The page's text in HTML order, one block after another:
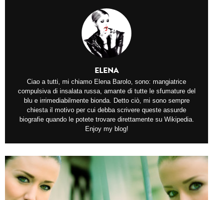
ELENA
Ciao a tutti, mi chiamo Elena Barolo, sono: mangiatrice
compulsiva di insalata russa, amante di tutte le sfumature del
blu e irrimediabilmente bionda. Detto ciò, mi sono sempre
chiesta il motivo per cui debba scrivere queste assurde
biografie quando le potete trovare direttamente su Wikipedia.
Enjoy my blog!